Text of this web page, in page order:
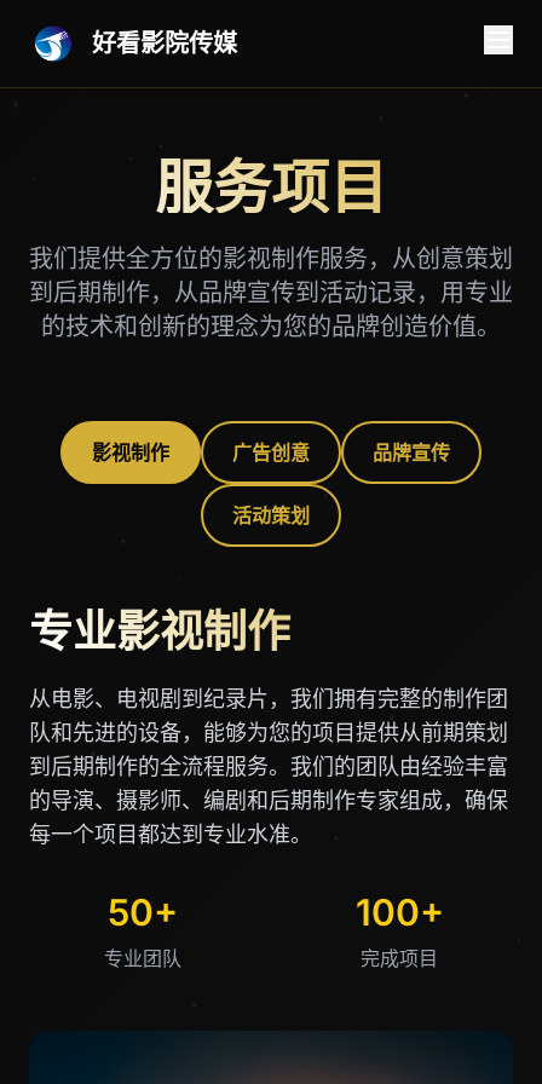
好看影院传媒
服务项目
我们提供全方位的影视制作服务，从创意策划
到后期制作，从品牌宣传到活动记录，用专业
的技术和创新的理念为您的品牌创造价值。
影视制作 广告创意 品牌宣传
活动策划
专业影视制作
从电影、电视剧到纪录片，我们拥有完整的制作团
队和先进的设备，能够为您的项目提供从前期策划
到后期制作的全流程服务。我们的团队由经验丰富
的导演、摄影师、编剧和后期制作专家组成，确保
每一个项目都达到专业水准。
50+
专业团队
100+
完成项目